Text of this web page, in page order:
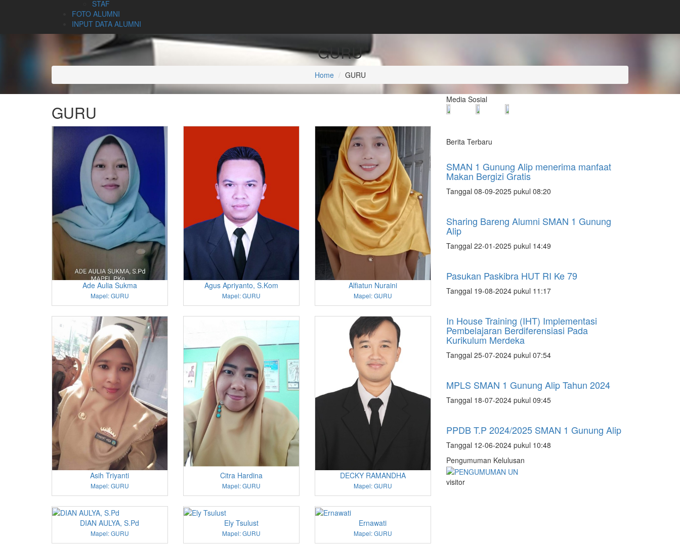
STAF
FOTO ALUMNI
INPUT DATA ALUMNI
GURU
Home GURU
GURU
Ade Aulia Sukma
Mapel: GURU
Agus Apriyanto, S.Kom
Mapel: GURU
Alfiatun Nuraini
Mapel: GURU
Asih Triyanti
Mapel: GURU
Citra Hardina
Mapel: GURU
DECKY RAMANDHA
Mapel: GURU
DIAN AULYA, S.Pd
Mapel: GURU
Ely Tsulust
Mapel: GURU
Ernawati
Mapel: GURU
Media Sosial
Berita Terbaru
SMAN 1 Gunung Alip menerima manfaat
Makan Bergizi Gratis
Tanggal 08-09-2025 pukul 08:20
Sharing Bareng Alumni SMAN 1 Gunung
Alip
Tanggal 22-01-2025 pukul 14:49
Pasukan Paskibra HUT RI Ke 79
Tanggal 19-08-2024 pukul 11:17
In House Training (IHT) Implementasi
Pembelajaran Berdiferensiasi Pada
Kurikulum Merdeka
Tanggal 25-07-2024 pukul 07:54
MPLS SMAN 1 Gunung Alip Tahun 2024
Tanggal 18-07-2024 pukul 09:45
PPDB T.P 2024/2025 SMAN 1 Gunung Alip
Tanggal 12-06-2024 pukul 10:48
Pengumuman Kelulusan
visitor